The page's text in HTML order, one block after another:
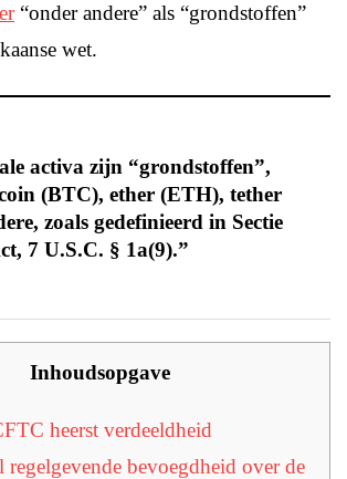
“onder andere” als “grondstoffen”
wet.
activa zijn “grondstoffen”,
(BTC), ether (ETH), tether
zoals gedefinieerd in Sectie
7 U.S.C. § 1a(9).”
Inhoudsopgave
heerst verdeeldheid
regelgevende bevoegdheid over de